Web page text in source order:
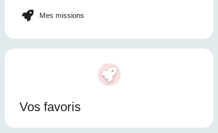
Mes missions
Vos favoris